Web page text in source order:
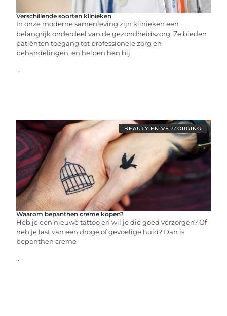
Verschillende soorten klinieken
In onze moderne samenleving zijn klinieken een
belangrijk onderdeel van de gezondheidszorg. Ze bieden
patiënten toegang tot professionele zorg en
behandelingen, en helpen hen bij
...
BEAUTY EN VERZORGING
Waarom bepanthen creme kopen?
Heb je een nieuwe tattoo en wil je die goed verzorgen? Of
heb je last van een droge of gevoelige huid? Dan is
bepanthen creme
...